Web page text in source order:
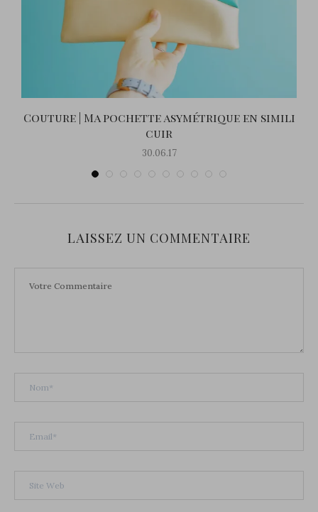
Couture | Ma pochette asymétrique en simili
cuir
30.06.17
LAISSEZ UN COMMENTAIRE